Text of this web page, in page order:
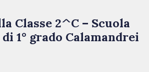
Classe 2^C – Scuola
1° grado Calamandrei